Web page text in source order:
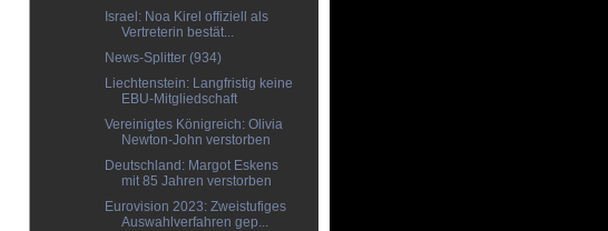
Israel: Noa Kirel offiziell als
Vertreterin bestät...
News-Splitter (934)
Liechtenstein: Langfristig keine
EBU-Mitgliedschaft
Vereinigtes Königreich: Olivia
Newton-John verstorben
Deutschland: Margot Eskens
mit 85 Jahren verstorben
Eurovision 2023: Zweistufiges
Auswahlverfahren gep...